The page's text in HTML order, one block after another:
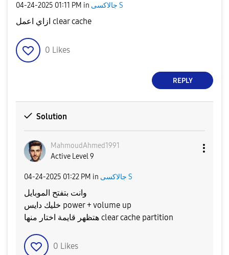
‎04-24-2025 01:11 PM in جالاكسى S
ازاي اعمل clear cache
0 Likes
REPLY
Solution
MahmoudAhmed1991
Active Level 9
‎04-24-2025 01:22 PM in جالاكسى S
وانت بتفتح الموبايل
خليك دايس power + volume up
هتظهر قايمة اختار منها clear cache partition
0 Likes